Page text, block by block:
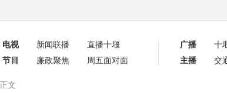
电视 新闻联播
直播十堰
节目
廉政聚焦 周五面对面
广播 十
主播
交
正文